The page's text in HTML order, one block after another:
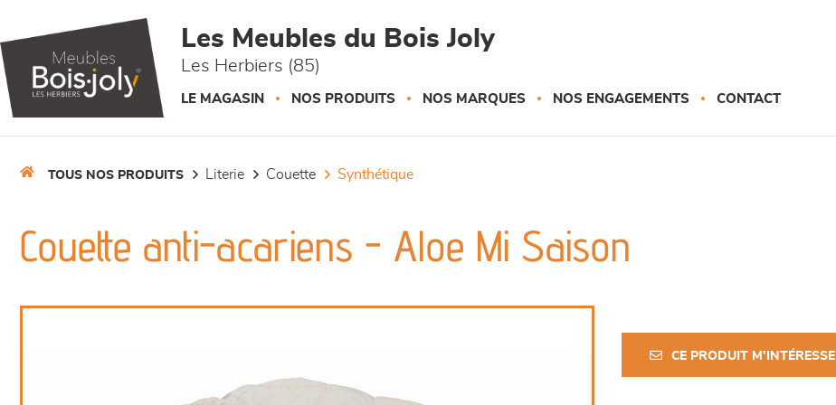
Les Meubles du Bois Joly
Les Herbiers (85)
LE MAGASIN NOS PRODUITS NOS MARQUES NOS ENGAGEMENTS CONTACT
TOUS NOS PRODUITS literie couette synthétique
Couette anti-acariens - Aloe Mi Saison
CE PRODUIT M'INTÉRESSE